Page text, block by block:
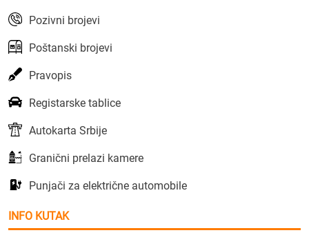
Pozivni brojevi
Poštanski brojevi
Pravopis
Registarske tablice
Autokarta Srbije
Granični prelazi kamere
Punjači za električne automobile
INFO KUTAK